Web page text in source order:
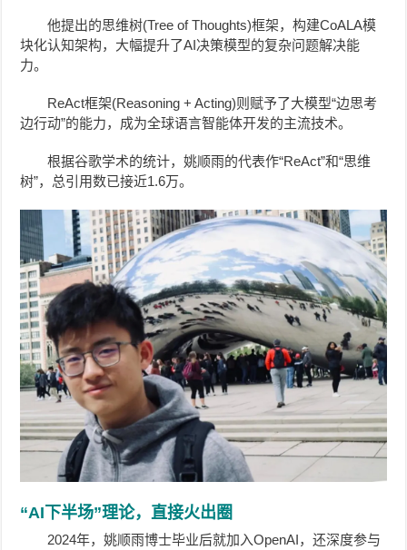
他提出的思维树(Tree of Thoughts)框架，构建CoALA模
块化认知架构， 大幅提升了AI决策模型的复杂问题解决能
力。
ReAct框架(Reasoning + Acting)则赋予了大模型“边思考
边行动”的能力，成为全球语言智能体开发的主流技术。
根据谷歌学术的统计，姚顺雨的代表作“ReAct”和“思维
树”，总引用数已接近1.6万。
“AI下半场”理论，直接火出圈
2024年，姚顺雨博士毕业后就加入OpenAI，还深度参与